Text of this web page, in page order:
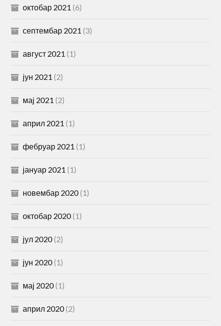
октобар 2021 (6)
септембар 2021 (3)
август 2021 (1)
јун 2021 (2)
мај 2021 (2)
април 2021 (1)
фебруар 2021 (1)
јануар 2021 (1)
новембар 2020 (1)
октобар 2020 (1)
јул 2020 (2)
јун 2020 (1)
мај 2020 (1)
април 2020 (2)